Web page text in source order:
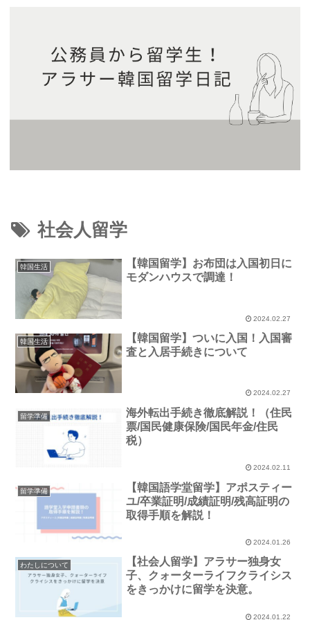
社会人留学
韓国生活
【韓国留学】お布団は入国初日に
モダンハウスで調達！
2024.02.27
韓国生活
【韓国留学】ついに入国！入国審
査と入居手続きについて
2024.02.27
留学準備
海外転出手続き徹底解説！（住民
票/国民健康保険/国民年金/住民
税）
2024.02.11
留学準備
【韓国語学堂留学】アポスティー
ユ/卒業証明/成績証明/残高証明の
取得手順を解説！
2024.01.26
わたしについて
【社会人留学】アラサー独身女
子、クォーターライフクライシス
をきっかけに留学を決意。
2024.01.22